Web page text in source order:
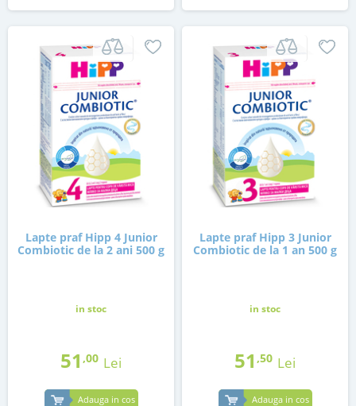
Lapte praf Hipp 4 Junior
Combiotic de la 2 ani 500 g
in stoc
51 ,00 Lei
Adauga in cos
Lapte praf Hipp 3 Junior
Combiotic de la 1 an 500 g
in stoc
51 ,50 Lei
Adauga in cos